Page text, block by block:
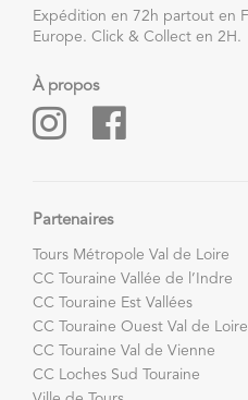
Expédition en 72h partout en
Europe. Click & Collect en 2H.
À propos
Partenaires
Tours Métropole Val de Loire
CC Touraine Vallée de l’Indre
CC Touraine Est Vallées
CC Touraine Ouest Val de Loire
CC Touraine Val de Vienne
CC Loches Sud Touraine